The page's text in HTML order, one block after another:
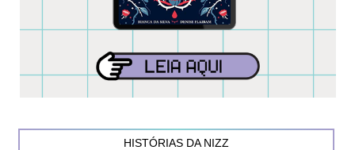
HISTÓRIAS DA NIZZ